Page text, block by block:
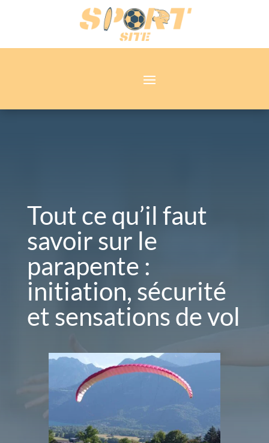
Tout ce qu’il faut
savoir sur le
parapente :
initiation, sécurité
et sensations de vol